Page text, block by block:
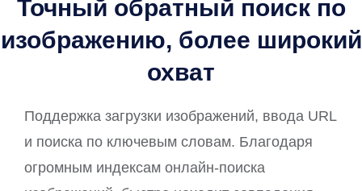
Точный обратный поиск по
изображению, более широкий
охват
Поддержка загрузки изображений, ввода URL
и поиска по ключевым словам. Благодаря
огромным индексам онлайн-поиска